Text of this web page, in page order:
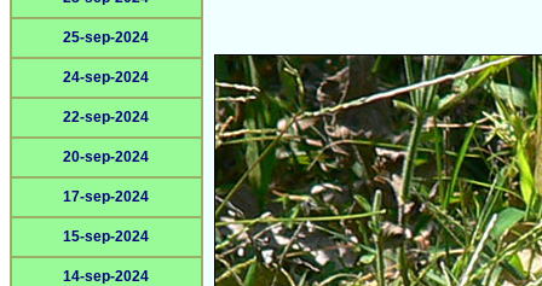
25-sep-2024
24-sep-2024
22-sep-2024
20-sep-2024
17-sep-2024
15-sep-2024
14-sep-2024